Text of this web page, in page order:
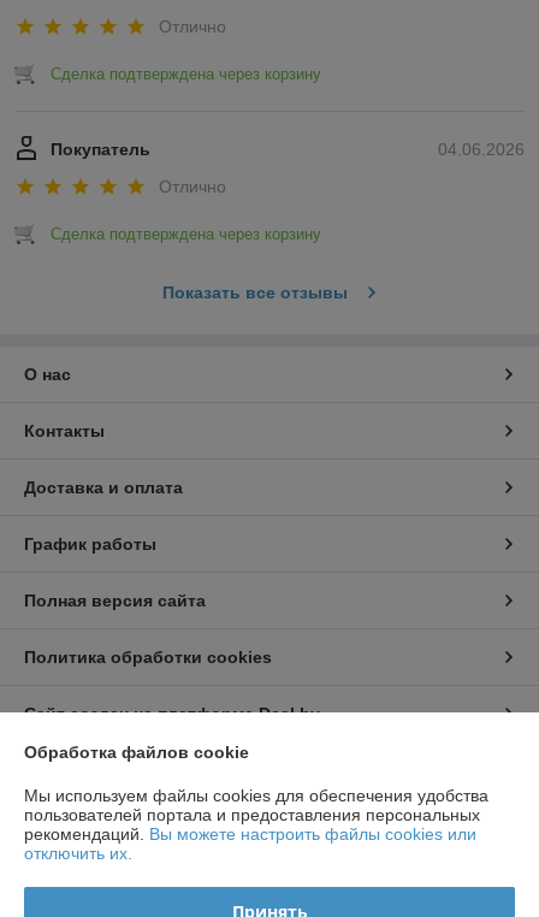
Отлично
Сделка подтверждена через корзину
04.06.2026
Покупатель
Отлично
Сделка подтверждена через корзину
Показать все отзывы
О нас
Контакты
Доставка и оплата
График работы
Полная версия сайта
Политика обработки cookies
Сайт создан на платформе Deal.by
Информация для покупателя
Индивидуальный предприниматель:ИП Чирак Артем Викторович
ул. Якубова 66-4-92
Регистрационный номер ЕГР: 192050953
Обработка файлов cookie
Мы используем файлы cookies для обеспечения удобства
пользователей портала и предоставления персональных
рекомендаций. Вы можете настроить файлы cookies или
отключить их.
Принять